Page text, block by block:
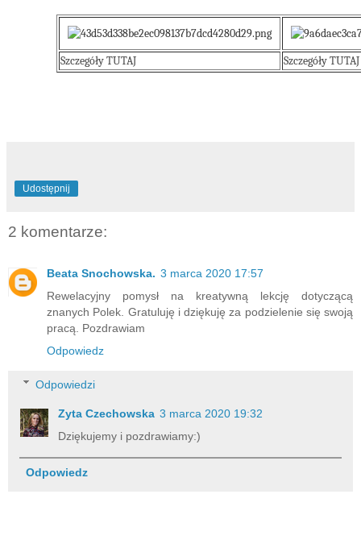
Szczegóły TUTAJ Szczegóły TUTAJ
Udostępnij
2 komentarze:
Beata Snochowska. 3 marca 2020 17:57
Rewelacyjny pomysł na kreatywną lekcję dotyczącą
znanych Polek. Gratuluję i dziękuję za podzielenie się swoją
pracą. Pozdrawiam
Odpowiedz
Odpowiedzi
Zyta Czechowska 3 marca 2020 19:32
Dziękujemy i pozdrawiamy:)
Odpowiedz